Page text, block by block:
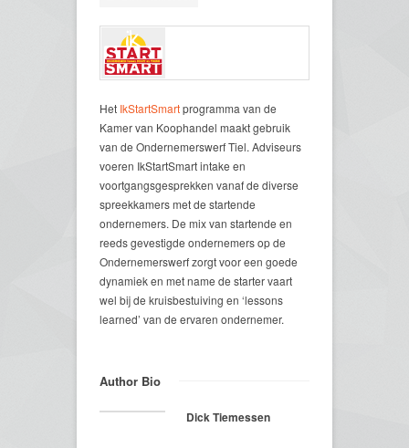
Het IkStartSmartprogramma van de
Kamer van Koophandel maakt gebruik
van de Ondernemerswerf Tiel. Adviseurs
voeren IkStartSmart intake en
voortgangsgesprekken vanaf de diverse
spreekkamers met de startende
ondernemers. De mix van startende en
reeds gevestigde ondernemers op de
Ondernemerswerf zorgt voor een goede
dynamiek en met name de starter vaart
wel bij de kruisbestuiving en ‘lessons
learned’ van de ervaren ondernemer.
Author Bio
Dick Tiemessen